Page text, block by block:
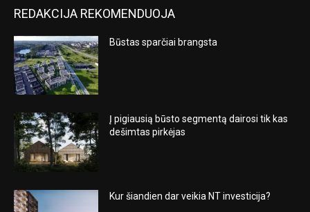
REDAKCIJA REKOMENDUOJA
Būstas sparčiai brangsta
Į pigiausią būsto segmentą dairosi tik kas
dešimtas pirkėjas
Kur šiandien dar veikia NT investicija?